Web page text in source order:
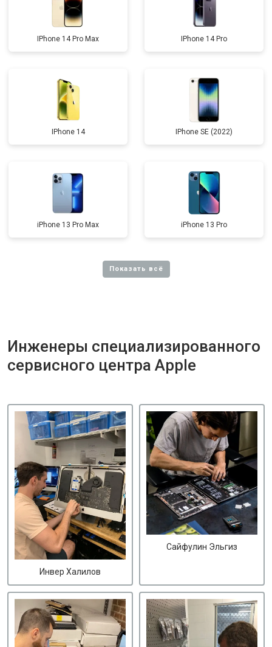
IPhone 14 Pro Max IPhone 14 Pro
IPhone 14 IPhone SE (2022)
iPhone 13 Pro Max iPhone 13 Pro
Инженеры специализированного
сервисного центра Apple
Инвер Халилов
Сайфулин Эльгиз